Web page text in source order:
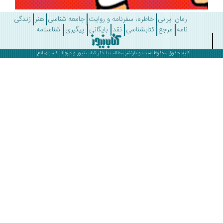
رمان ایرانی خاطره، سفرنامه و روایت جامعه شناسی هنر زندگی
مرجع کتابشناسی نقد بایگانی پیگیری شناسنامه
کلیه حقوق محفوظ است و بازنشر مطالب با ذکرکتاب نیوز و درج لینک، بلامانع .